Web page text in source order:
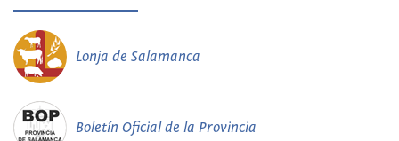
Lonja de Salamanca
Boletín Oficial de la Provincia